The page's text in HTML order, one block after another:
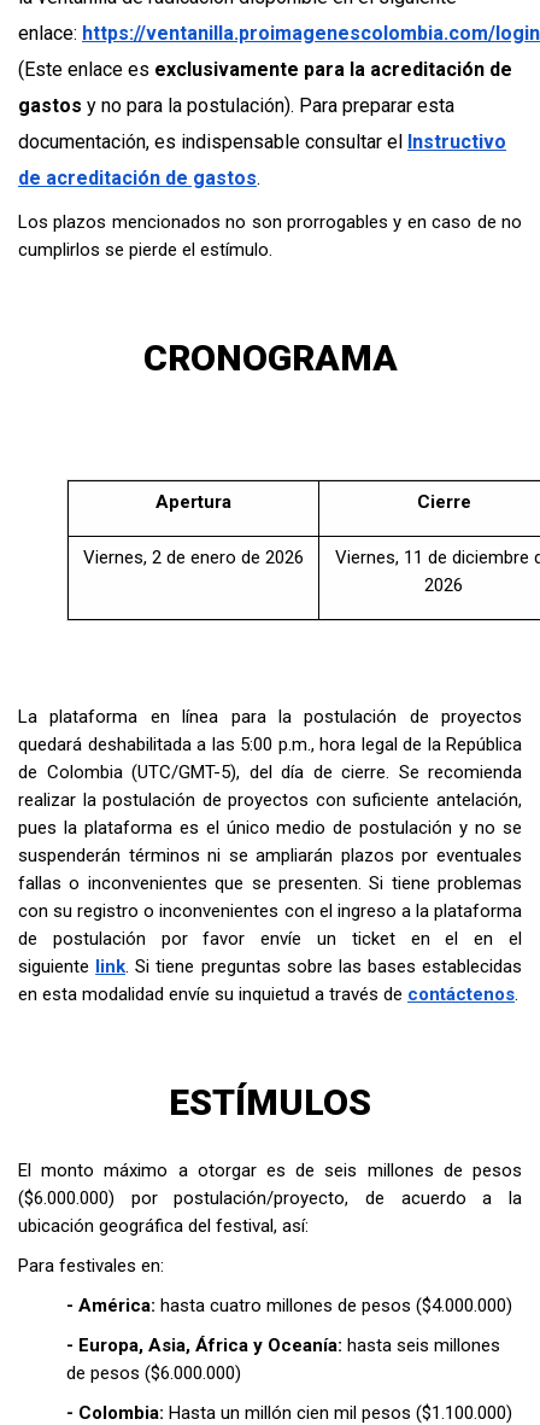
enlace: https://ventanilla.proimagenescolombia.com/
(Este enlace es exclusivamente para la acreditación de
gastos y no para la postulación). Para preparar esta
documentación, es indispensable consultar el
Instructivo
de acreditación de gastos.
Los plazos mencionados no son prorrogables y en caso de no
cumplirlos se pierde el estímulo.
CRONOGRAMA
Apertura Cierre
Viernes, 2 de enero de 2026
Viernes, 11 de diciembre
2026
La plataforma en línea para la postulación de proyectos
quedará deshabilitada a las 5:00 p.m., hora legal de la República
de Colombia (UTC/GMT-5), del día de cierre. Se recomienda
realizar la postulación de proyectos con suficiente antelación,
pues la plataforma es el único medio de postulación y no se
suspenderán términos ni se ampliarán plazos por eventuales
fallas o inconvenientes que se presenten. Si tiene problemas
con su registro o inconvenientes con el ingreso a la plataforma
de postulación por favor envíe un ticket en el en el
siguiente
link. Si tiene preguntas sobre las bases establecidas
en esta modalidad envíe su inquietud a través de contáctenos.
ESTÍMULOS
El monto máximo a otorgar es de seis millones de pesos
($6.000.000) por postulación/proyecto, de acuerdo a la
ubicación geográfica del festival, así:
Para festivales en:
- América: hasta cuatro millones de pesos ($4.000.000)
- Europa, Asia, África y Oceanía: hasta seis millones
de pesos ($6.000.000)
- Colombia: Hasta un millón cien mil pesos ($1.100.000)